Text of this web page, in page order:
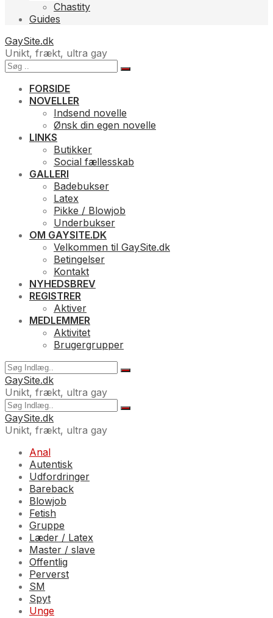
Chastity
Guides
GaySite.dk
Unikt, frækt, ultra gay
FORSIDE
NOVELLER
Indsend novelle
Ønsk din egen novelle
LINKS
Butikker
Social fællesskab
GALLERI
Badebukser
Latex
Pikke / Blowjob
Underbukser
OM GAYSITE.DK
Velkommen til GaySite.dk
Betingelser
Kontakt
NYHEDSBREV
REGISTRER
Aktiver
MEDLEMMER
Aktivitet
Brugergrupper
GaySite.dk
Unikt, frækt, ultra gay
GaySite.dk
Unikt, frækt, ultra gay
Anal
Autentisk
Udfordringer
Bareback
Blowjob
Fetish
Gruppe
Læder / Latex
Master / slave
Offentlig
Perverst
SM
Spyt
Unge